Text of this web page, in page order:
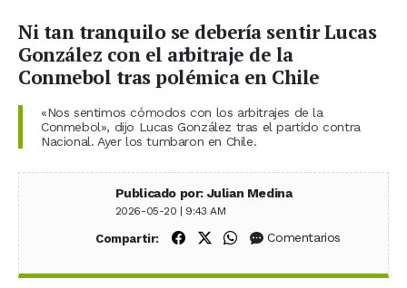
Ni tan tranquilo se debería sentir Lucas
González con el arbitraje de la
Conmebol tras polémica en Chile
«Nos sentimos cómodos con los arbitrajes de la
Conmebol», dijo Lucas González tras el partido contra
Nacional. Ayer los tumbaron en Chile.
Publicado por: Julian Medina
2026-05-20 | 9:43 AM
Compartir: Compartir en Facebook
Compartir en X (Twitter)
Compartir en WhatsApp
Comentarios